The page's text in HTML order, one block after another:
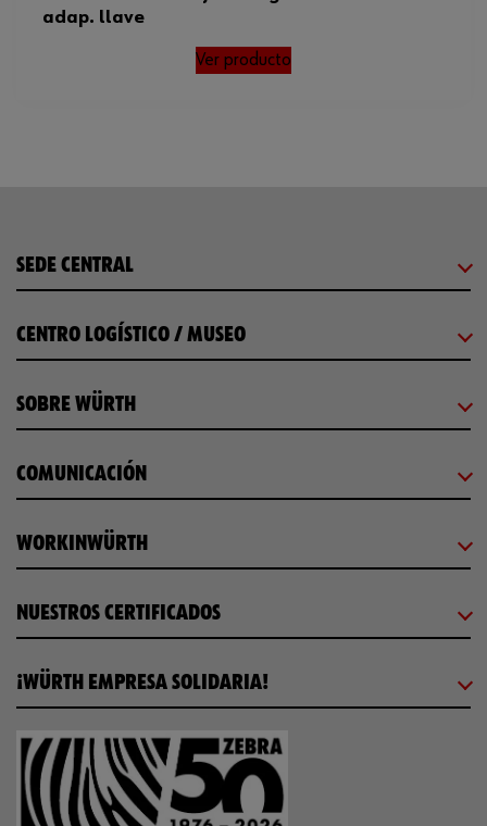
adap. llave
Ver producto
SEDE CENTRAL
CENTRO LOGÍSTICO / MUSEO
SOBRE WÜRTH
COMUNICACIÓN
WORKINWÜRTH
NUESTROS CERTIFICADOS
¡WÜRTH EMPRESA SOLIDARIA!